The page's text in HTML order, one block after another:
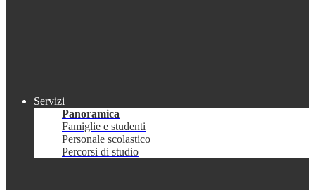
Servizi
Panoramica
Famiglie e studenti
Personale scolastico
Percorsi di studio